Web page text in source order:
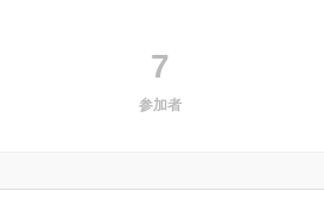
7
参加者